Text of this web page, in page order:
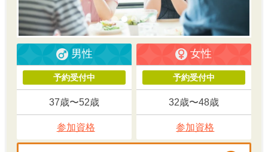
男性
予約受付中
37歳〜52歳
参加資格
女性
予約受付中
32歳〜48歳
参加資格